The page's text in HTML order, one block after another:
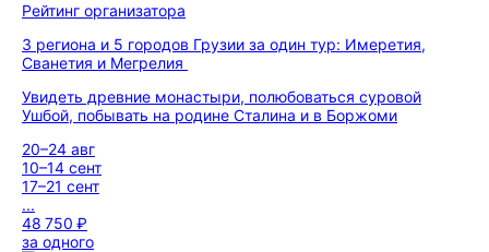
Рейтинг организатора
3 региона и 5 городов Грузии за один тур: Имеретия,
Сванетия и Мегрелия
Увидеть древние монастыри, полюбоваться суровой
Ушбой, побывать на родине Сталина и в Боржоми
20–24 авг
10–14 сент
17–21 сент
...
48 750 ₽
за одного